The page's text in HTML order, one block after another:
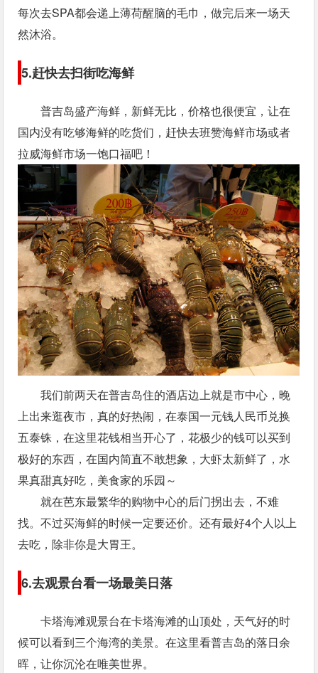
每次去SPA都会递上薄荷醒脑的毛巾，做完后来一场天
然沐浴。
5.赶快去扫街吃海鲜
普吉岛盛产海鲜，新鲜无比，价格也很便宜，让在
国内没有吃够海鲜的吃货们，赶快去班赞海鲜市场或者
拉威海鲜市场一饱口福吧！
我们前两天在普吉岛住的酒店边上就是市中心，晚
上出来逛夜市，真的好热闹，在泰国一元钱人民币兑换
五泰铢，在这里花钱相当开心了，花极少的钱可以买到
极好的东西，在国内简直不敢想象，大虾太新鲜了，水
果真甜真好吃，美食家的乐园～
就在芭东最繁华的购物中心的后门拐出去，不难
找。不过买海鲜的时候一定要还价。还有最好4个人以上
去吃，除非你是大胃王。
6.去观景台看一场最美日落
卡塔海滩观景台在卡塔海滩的山顶处，天气好的时
候可以看到三个海湾的美景。在这里看普吉岛的落日余
晖，让你沉沦在唯美世界。